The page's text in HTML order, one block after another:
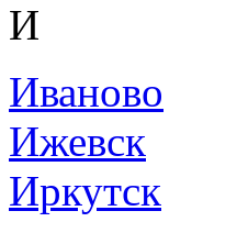
И
Иваново
Ижевск
Иркутск